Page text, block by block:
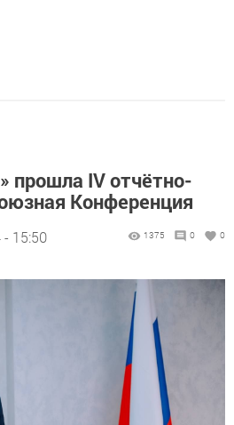
прошла IV отчётно-
Конференция
- 15:50 1375 0 0